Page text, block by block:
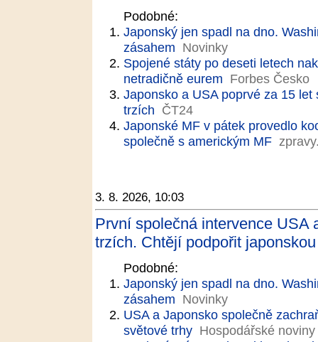
Podobné:
Japonský jen spadl na dno.
zásahem Novinky
Spojené státy po deseti letech
netradičně eurem Forbes Česko
Japonsko a USA poprvé za 15
trzích ČT24
Japonské MF v pátek provedlo
společně s americkým MF
3. 8. 2026, 10:03
První společná intervence USA
trzích. Chtějí podpořit
Podobné:
Japonský jen spadl na dno.
zásahem Novinky
USA a Japonsko společně
světové trhy Hospodářské noviny